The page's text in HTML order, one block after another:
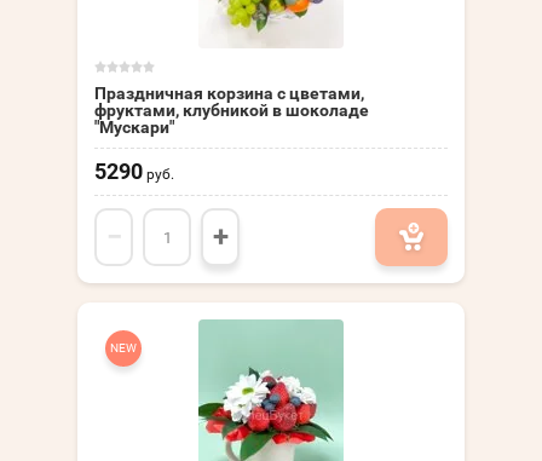
Праздничная корзина с цветами,
фруктами, клубникой в шоколаде
"Мускари"
5290 руб.
− +
NEW